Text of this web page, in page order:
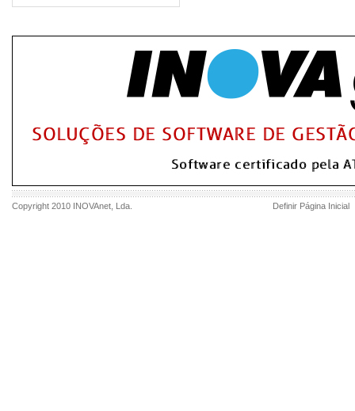
Copyright 2010 INOVAnet , Lda. Definir Página Inicial